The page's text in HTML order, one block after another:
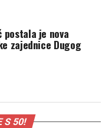
postala je nova
zajednice Dugog
S 50!